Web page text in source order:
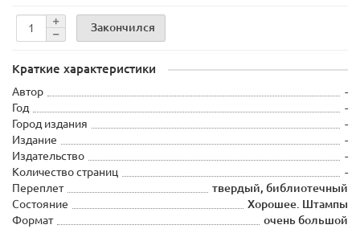
Закончился
Краткие характеристики
Автор
-
Год
-
Город издания
-
Издание
-
Издательство
-
Количество страниц
-
Переплет
твердый, библиотечный
Состояние
Хорошее. Штампы
Формат
очень большой